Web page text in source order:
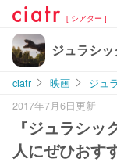
[ シアター ]
ジュラシ
ciatr 映画 ジュ
2017年7月6日更新
『ジュラシ
人にぜひおす